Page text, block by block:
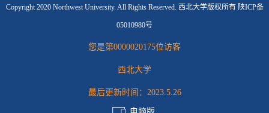
Copyright 2020 Northwest University. All Rights Reserved. 西北大学版权所有 陕ICP备
05010980号
您是第0000020175位访客
西北大学
最后更新时间： 2023.5.26